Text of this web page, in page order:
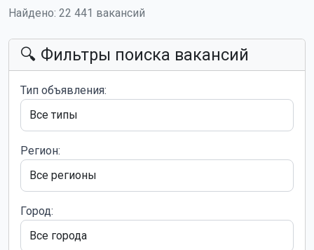
Найдено: 22 441 вакансий
🔍 Фильтры поиска вакансий
Тип объявления:
Регион:
Город: